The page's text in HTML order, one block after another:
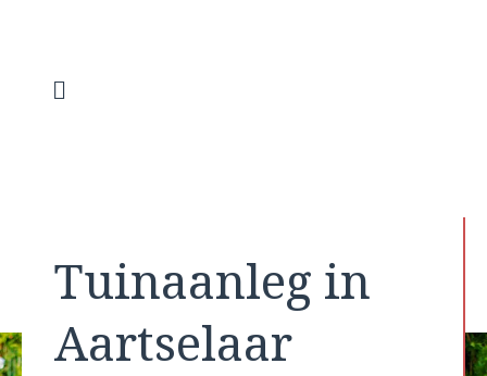
inhoud
Tuinaanleg in
Aartselaar